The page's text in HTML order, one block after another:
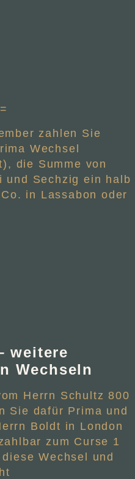
zahlen Sie
Wechsel
die Summe von
und Sechzig ein halb
in Lassabon oder
weitere
Wechseln
Herrn Schultz 800
Sie dafür Prima und
Boldt in London
zum Curse 1
Wechsel und